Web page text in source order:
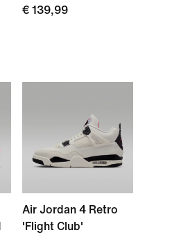
€ 139,99
Air Jordan 4 Retro
'Flight Club'